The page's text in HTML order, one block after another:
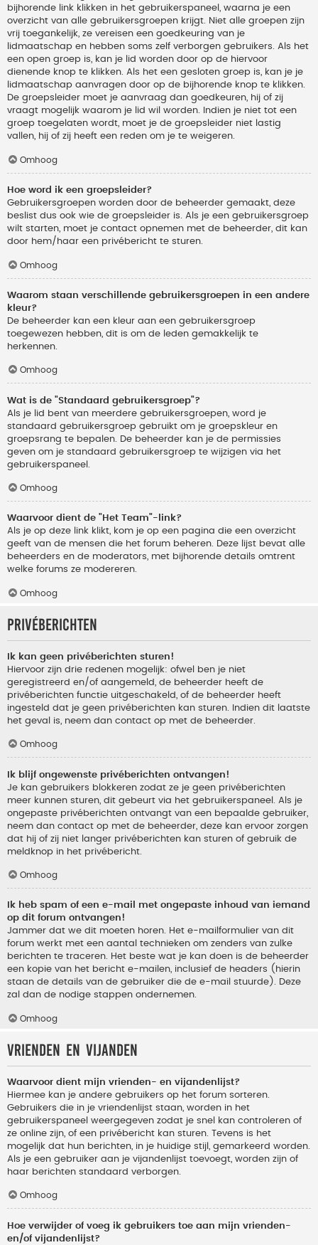
bijhorende link klikken in het gebruikerspaneel, waarna je een
overzicht van alle gebruikersgroepen krijgt. Niet alle groepen zijn
vrij toegankelijk, ze vereisen een goedkeuring van je
lidmaatschap en hebben soms zelf verborgen gebruikers. Als het
een open groep is, kan je lid worden door op de hiervoor
dienende knop te klikken. Als het een gesloten groep is, kan je je
lidmaatschap aanvragen door op de bijhorende knop te klikken.
De groepsleider moet je aanvraag dan goedkeuren, hij of zij
vraagt mogelijk waarom je lid wil worden. Indien je niet tot een
groep toegelaten wordt, moet je de groepsleider niet lastig
vallen, hij of zij heeft een reden om je te weigeren.
Omhoog
Hoe word ik een groepsleider?
Gebruikersgroepen worden door de beheerder gemaakt, deze
beslist dus ook wie de groepsleider is. Als je een gebruikersgroep
wilt starten, moet je contact opnemen met de beheerder, dit kan
door hem/haar een privébericht te sturen.
Omhoog
Waarom staan verschillende gebruikersgroepen in een andere
kleur?
De beheerder kan een kleur aan een gebruikersgroep
toegewezen hebben, dit is om de leden gemakkelijk te
herkennen.
Omhoog
Wat is de "Standaard gebruikersgroep"?
Als je lid bent van meerdere gebruikersgroepen, word je
standaard gebruikersgroep gebruikt om je groepskleur en
groepsrang te bepalen. De beheerder kan je de permissies
geven om je standaard gebruikersgroep te wijzigen via het
gebruikerspaneel.
Omhoog
Waarvoor dient de "Het Team"-link?
Als je op deze link klikt, kom je op een pagina die een overzicht
geeft van de mensen die het forum beheren. Deze lijst bevat alle
beheerders en de moderators, met bijhorende details omtrent
welke forums ze modereren.
Omhoog
Privéberichten
Ik kan geen privéberichten sturen!
Hiervoor zijn drie redenen mogelijk: ofwel ben je niet
geregistreerd en/of aangemeld, de beheerder heeft de
privéberichten functie uitgeschakeld, of de beheerder heeft
ingesteld dat je geen privéberichten kan sturen. Indien dit laatste
het geval is, neem dan contact op met de beheerder.
Omhoog
Ik blijf ongewenste privéberichten ontvangen!
Je kan gebruikers blokkeren zodat ze je geen privéberichten
meer kunnen sturen, dit gebeurt via het gebruikerspaneel. Als je
ongepaste privéberichten ontvangt van een bepaalde gebruiker,
neem dan contact op met de beheerder, deze kan ervoor zorgen
dat hij of zij niet langer privéberichten kan sturen of gebruik de
meldknop in het privébericht.
Omhoog
Ik heb spam of een e-mail met ongepaste inhoud van iemand
op dit forum ontvangen!
Jammer dat we dit moeten horen. Het e-mailformulier van dit
forum werkt met een aantal technieken om zenders van zulke
berichten te traceren. Het beste wat je kan doen is de beheerder
een kopie van het bericht e-mailen, inclusief de headers (hierin
staan de details van de gebruiker die de e-mail stuurde). Deze
zal dan de nodige stappen ondernemen.
Omhoog
Vrienden en vijanden
Waarvoor dient mijn vrienden- en vijandenlijst?
Hiermee kan je andere gebruikers op het forum sorteren.
Gebruikers die in je vriendenlijst staan, worden in het
gebruikerspaneel weergegeven zodat je snel kan controleren of
ze online zijn, of een privébericht kan sturen. Tevens is het
mogelijk dat hun berichten, in je huidige stijl, gemarkeerd worden.
Als je een gebruiker aan je vijandenlijst toevoegt, worden zijn of
haar berichten standaard verborgen.
Omhoog
Hoe verwijder of voeg ik gebruikers toe aan mijn vrienden-
en/of vijandenlijst?